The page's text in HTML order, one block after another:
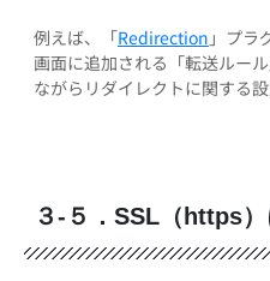
例えば、「Redirection 」プラ
画面に追加される「転送ルー
ながらリダイレクトに関する
３-５．SSL（https